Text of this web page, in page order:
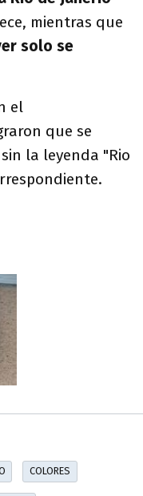
mientras que
solo se
el
que se
la leyenda "Rio
COLORES